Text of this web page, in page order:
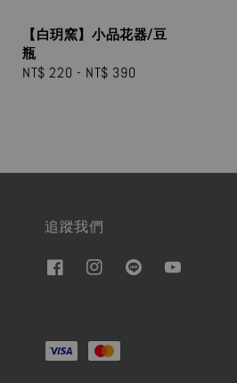
【白玥窯】小品花器/豆
瓶
Regular
NT$ 220 - NT$ 390
追蹤我們